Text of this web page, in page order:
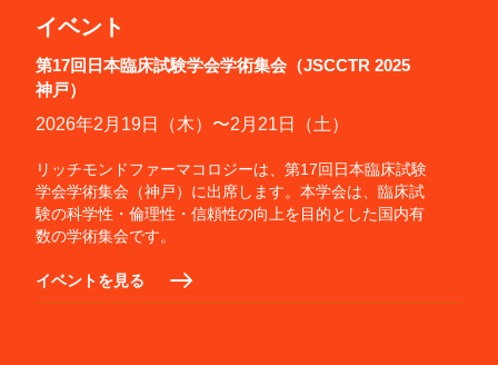
イベント
第17回日本臨床試験学会学術集会（JSCCTR 2025
神戸）
2026年2月19日（木）〜2月21日（土）
リッチモンドファーマコロジーは、第17回日本臨床試験
学会学術集会（神戸）に出席します。本学会は、臨床試
験の科学性・倫理性・信頼性の向上を目的とした国内有
数の学術集会です。
イベントを見る